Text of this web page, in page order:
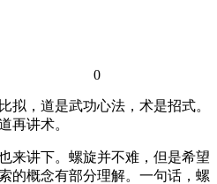
0
拟，道是武功心法，术是招式。
再讲术。
来讲下。螺旋并不难，但是希望
的概念有部分理解。一句话，螺